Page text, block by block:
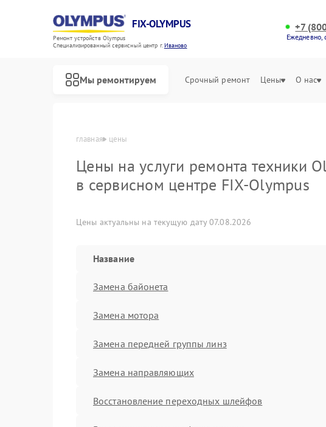
FIX-OLYMPUS
Ремонт устройств Olympus
Специализированный cервисный центр г.Иваново
+7
Мы ремонтируем Срочный ремонт Цены О нас
главная цены
Цены на услуги ремонта техники
в сервисном центре FIX-Olympus
Цены актуальны на текущую дату 07.08.2026
Название
Замена байонета
Замена мотора
Замена передней группы линз
Замена направляющих
Восстановление переходных шлейфов